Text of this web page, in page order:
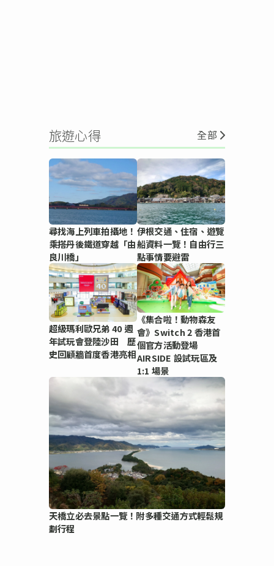
旅遊心得 全部
尋找海上列車拍攝地！
乘搭丹後鐵道穿越「由
良川橋」
伊根交通、住宿、遊覽
船資料一覽！自由行三
點事情要避雷
超級瑪利歐兄弟 40 週
年試玩會登陸沙田 歷
史回顧牆首度香港亮相
《集合啦！動物森友
會》Switch 2 香港首
個官方活動登場
AIRSIDE 設試玩區及
1:1 場景
天橋立必去景點一覽！附多種交通方式輕鬆規
劃行程